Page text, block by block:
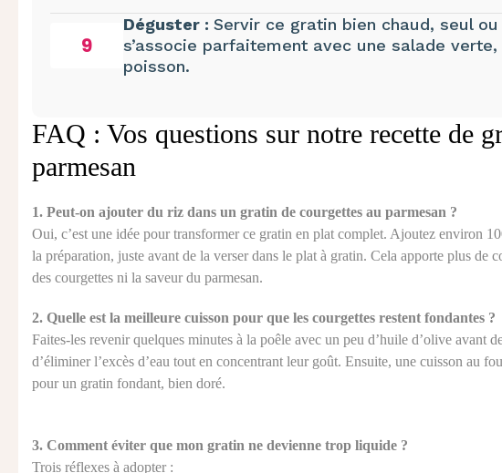
9
Déguster : Servir ce gratin bien chaud, seul
s’associe parfaitement avec une salade
poisson.
FAQ : Vos questions sur notre recette de
parmesan
1. Peut-on ajouter du riz dans un gratin de courgettes au parmesan ?
Oui, c’est une idée pour transformer ce gratin en plat complet. Ajoutez environ
la préparation, juste avant de la verser dans le plat à gratin. Cela apporte plus de
des courgettes ni la saveur du parmesan.
2. Quelle est la meilleure cuisson pour que les courgettes restent fondantes ?
Faites-les revenir quelques minutes à la poêle avec un peu d’huile d’olive avant
d’éliminer l’excès d’eau tout en concentrant leur goût. Ensuite, une cuisson au
pour un gratin fondant, bien doré.
3. Comment éviter que mon gratin ne devienne trop liquide ?
Trois réflexes à adopter :